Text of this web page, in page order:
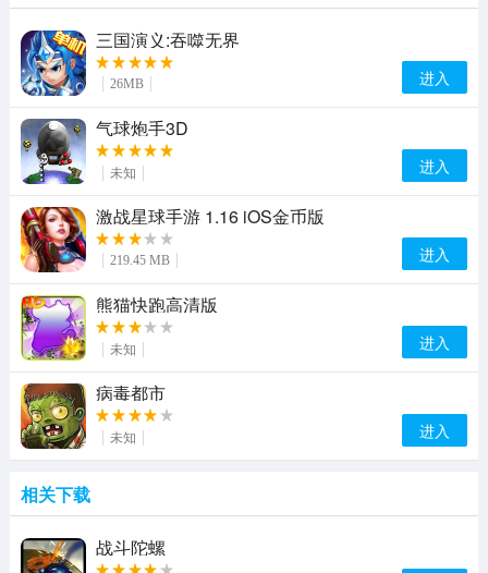
三国演义:吞噬无界
26MB 进入
气球炮手3D
未知 进入
激战星球手游 1.16 iOS金币版
219.45 MB 进入
熊猫快跑高清版
未知 进入
病毒都市
未知 进入
相关下载
战斗陀螺